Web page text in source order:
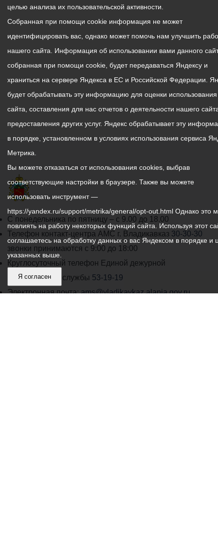
График
работы
администрации
местного
самоуправления
города
С понедельника по пятницу – с 9.00 до 18.00
Телефон контакт-центра АМС г. Владикавказ 30-30-30
звонки принимаются с 9:00 до 18:00
Круглосуточный телефон Единой дежурной
диспетчерской службы 53-19-19
Электронная почта:ams@vladikavkaz.alania.gov.ru
целью анализа их пользовательской активности.
Собранная при помощи cookie информация не может
идентифицировать вас, однако может помочь нам улучшить
нашего сайта. Информация об использовании вами данного
собранная при помощи cookie, будет передаваться Яндексу и
храниться на сервере Яндекса в ЕС и Российской Федерации.
будет обрабатывать эту информацию для оценки
сайта, составления для нас отчетов о деятельности нашего
предоставления других услуг. Яндекс обрабатывает эту
в порядке, установленном в условиях использования сервиса
Метрика.
Вы можете отказаться от использования cookies, выбрав
соответствующие настройки в браузере. Также вы можете
использовать инструмент —
https://yandex.ru/support/metrika/general/opt-out.html Однако это
повлиять на работу некоторых функций сайта. Используя этот
соглашаетесь на обработку данных о вас Яндексом в порядке и
указанных выше.
Я согласен